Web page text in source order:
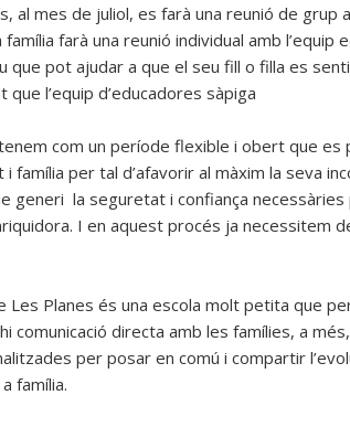
al mes de juliol, es farà una reunió de grup
farà una reunió individual amb l’equip
que pot ajudar a que el seu fill o filla es
l’equip d’educadores sàpiga
com un període flexible i obert que
família per tal d’afavorir al màxim la seva
generi la seguretat i confiança necessàries
I en aquest procés ja necessitem
Les Planes és una escola molt petita que
comunicació directa amb les famílies, a
per posar en comú i compartir
família.